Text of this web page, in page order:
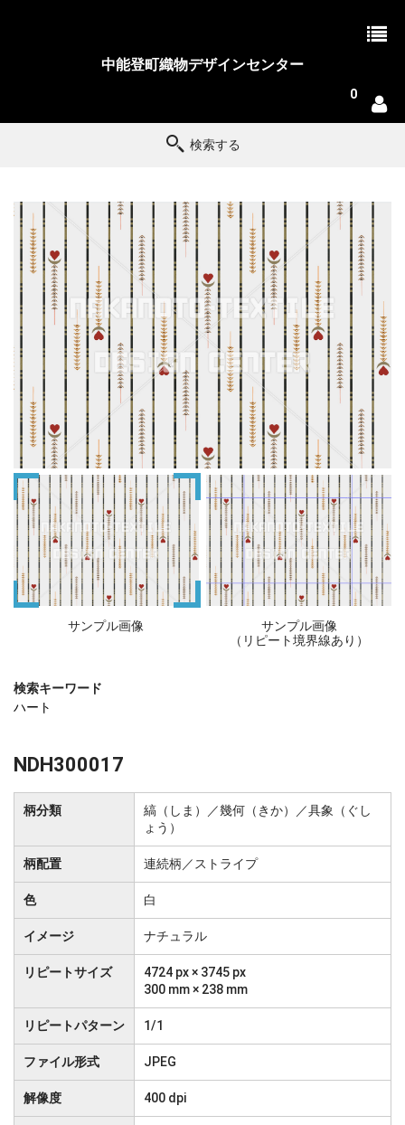
中能登町織物デザインセンター
0
検索する
サンプル画像
サンプル画像
（リピート境界線あり）
検索キーワード
ハート
NDH300017
柄分類
縞（しま）／幾何（きか）／具象（ぐし
ょう）
柄配置 連続柄／ストライプ
色 白
イメージ ナチュラル
リピートサイズ
4724 px × 3745 px
300 mm × 238 mm
リピートパターン 1/1
ファイル形式 JPEG
解像度 400 dpi